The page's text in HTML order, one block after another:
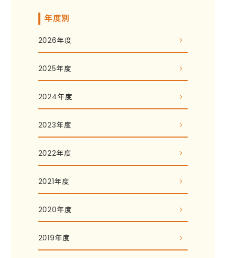
年度別
2026年度
2025年度
2024年度
2023年度
2022年度
2021年度
2020年度
2019年度